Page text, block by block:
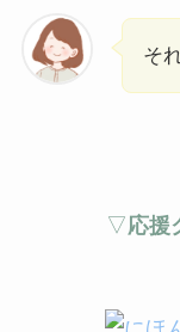
そ
▽応援